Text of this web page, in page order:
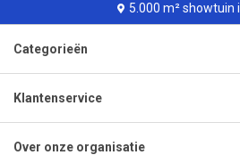
5.000 m² showtuin in Assen
Categorieën
Klantenservice
Over onze organisatie